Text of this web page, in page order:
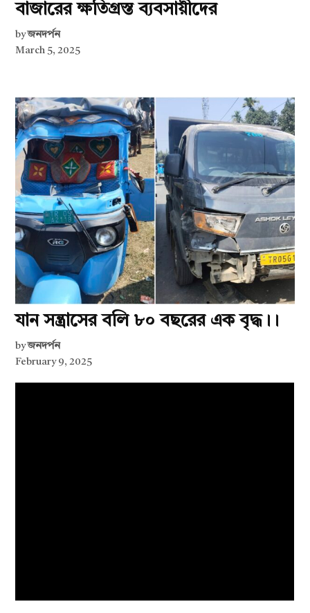
বাজারের ক্ষতিগ্রস্ত ব্যবসায়ীদের
by জনদর্পন
March 5, 2025
যান সন্ত্রাসের বলি ৮০ বছরের এক বৃদ্ধ।।
by জনদর্পন
February 9, 2025